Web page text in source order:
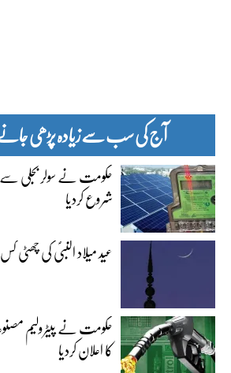
آج کی سب سے زیادہ پڑھی جانے
حکومت نے سولر بجلی سے
شروع کردیا
عید میلاد النبیؐ کی
حکومت نے پیٹرولیم
کا اعلان کردیا